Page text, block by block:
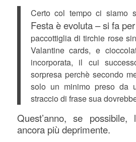
Certo col tempo ci siamo
Festa è evoluta – si fa
paccottiglia di tirchie rose
Valantine cards, e
incorporata, il cui
sorpresa perchè secondo
solo un minimo preso da
straccio di frase sua
Quest’anno, se
ancora più deprimente.